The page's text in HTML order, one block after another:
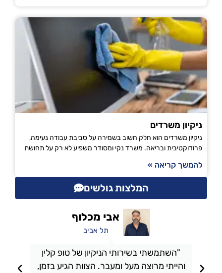
ניקיון משרדים
ניקיון משרדים הוא חלק חשוב בשמירה על סביבת עבודה נעימה,
פרודוקטיבית ובריאה. משרד נקי ומסודר משפיע לא רק על תחושת
להמשך קריאה »
המלצות גולשים
"השתמשתי בשירותי הניקיון של טופ קלין
והייתי מרוצה מעל ומעבר. הצוות הגיע בזמן,
אבי מכלוף
תל אביב